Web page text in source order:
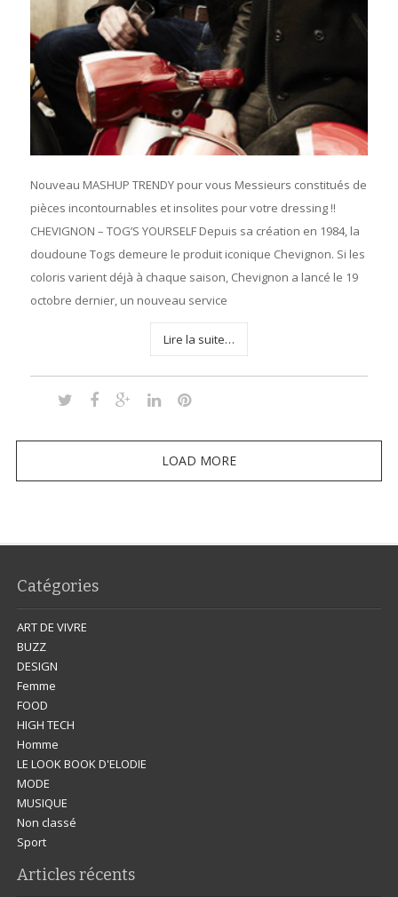
Nouveau MASHUP TRENDY pour vous Messieurs constitués de
pièces incontournables et insolites pour votre dressing !!
CHEVIGNON – TOG’S YOURSELF Depuis sa création en 1984, la
doudoune Togs demeure le produit iconique Chevignon. Si les
coloris varient déjà à chaque saison, Chevignon a lancé le 19
octobre dernier, un nouveau service
Lire la suite…
LOAD MORE
Catégories
ART DE VIVRE
BUZZ
DESIGN
Femme
FOOD
HIGH TECH
Homme
LE LOOK BOOK D'ELODIE
MODE
MUSIQUE
Non classé
Sport
Articles récents